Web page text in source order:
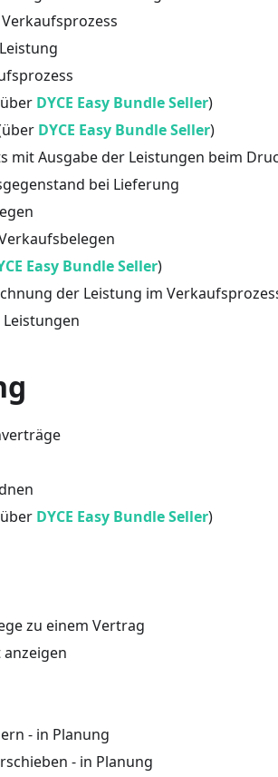
DYCE Easy Bundle Seller)
DYCE Easy Bundle Seller)
mit Ausgabe der Leistungen beim
bei Lieferung
Easy Bundle Seller)
der Leistung im
DYCE Easy Bundle Seller)
zu einem Vertrag
- in Planung
- in Planung